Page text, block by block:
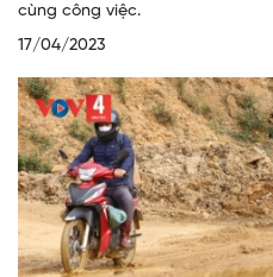
cùng công việc.
17/04/2023